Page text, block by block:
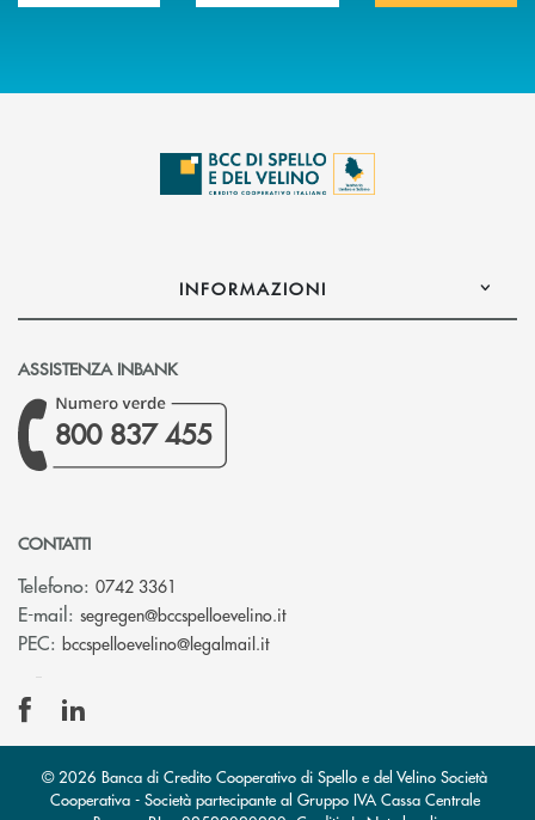
INFORMAZIONI
ASSISTENZA INBANK
800 837 455
CONTATTI
Telefono: 0742 3361
E-mail: segregen@bccspelloevelino.it(si apre l’app di posta
PEC: bccspelloevelino@legalmail.it(si apre l’app di posta
© 2026 Banca di Credito Cooperativo di Spello e del Velino Società
Cooperativa - Società partecipante al Gruppo IVA Cassa Centrale